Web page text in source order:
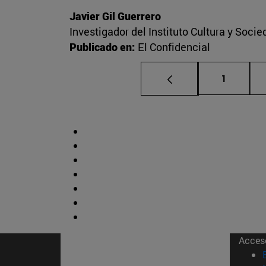
Javier Gil Guerrero
Investigador del Instituto Cultura y
Publicado en: El Confidencial
Página
1